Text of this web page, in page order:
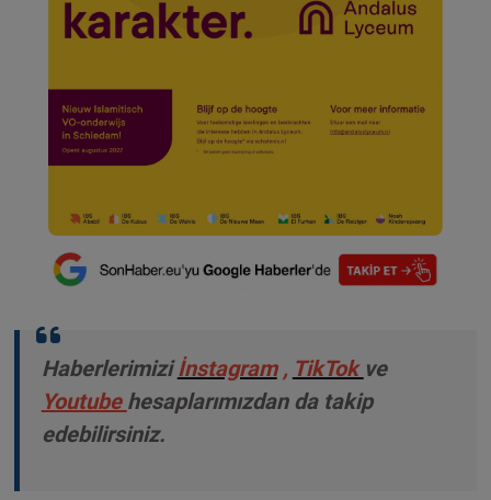
Haberlerimiziİnstagram , TikTok ve
Youtube hesaplarımızdan da takip
edebilirsiniz.